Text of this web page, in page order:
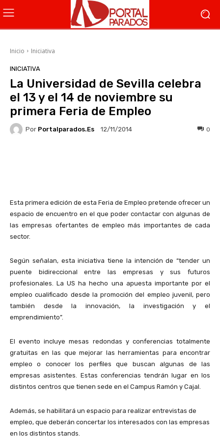
Inicio Iniciativa
INICIATIVA
La Universidad de Sevilla celebra
el 13 y el 14 de noviembre su
primera Feria de Empleo
Por Portalparados.es 12/11/2014 0
Esta primera edición de esta Feria de Empleo pretende ofrecer un
espacio de encuentro en el que poder contactar con algunas de
las empresas ofertantes de empleo más importantes de cada
sector.
Según señalan, esta iniciativa tiene la intención de “tender un
puente bidireccional entre las empresas y sus futuros
profesionales. La US ha hecho una apuesta importante por el
empleo cualificado desde la promoción del empleo juvenil, pero
también desde la innovación, la investigación y el
emprendimiento”.
El evento incluye mesas redondas y conferencias totalmente
gratuitas en las que mejorar las herramientas para encontrar
empleo o conocer los perfiles que buscan algunas de las
empresas asistentes. Estas conferencias tendrán lugar en los
distintos centros que tienen sede en el Campus Ramón y Cajal.
Además, se habilitará un espacio para realizar entrevistas de
empleo, que deberán concertar los interesados con las empresas
en los distintos stands.